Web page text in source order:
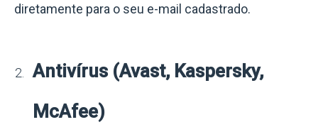
diretamente para o seu e-mail cadastrado.
Antivírus (Avast, Kaspersky,
McAfee)